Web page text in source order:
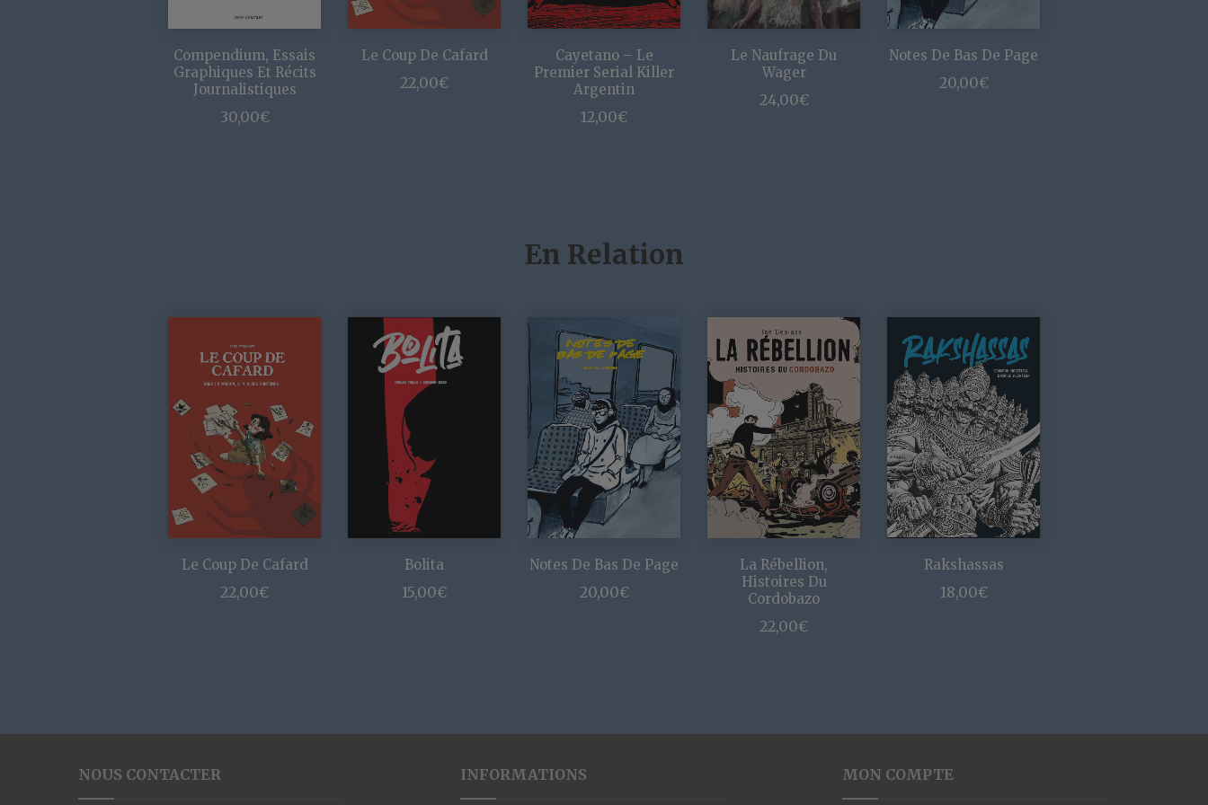
Compendium, Essais
Graphiques Et Récits
Journalistiques
30,00€
Le Coup De Cafard
22,00€
Cayetano – Le
Premier Serial Killer
Argentin
12,00€
Le Naufrage Du
Wager
24,00€
Notes De Bas De Page
20,00€
En Relation
Le Coup De Cafard
22,00€
Bolita
15,00€
Notes De Bas De Page
20,00€
La Rébellion,
Histoires Du
Cordobazo
22,00€
Rakshassas
18,00€
NOUS CONTACTER INFORMATIONS MON COMPTE